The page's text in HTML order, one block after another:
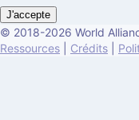
J'accepte
© 2018-2026 World
Ressources
Crédits